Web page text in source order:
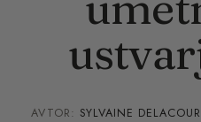
AVTOR: SYLVAINE